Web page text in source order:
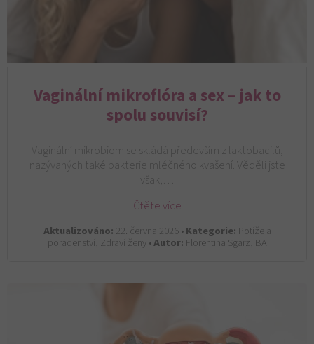
Vaginální mikroflóra a sex – jak to
spolu souvisí?
Vaginální mikrobiom se skládá především z laktobacilů,
nazývaných také bakterie mléčného kvašení. Věděli jste
však,…
Čtěte více
Aktualizováno: 22. června 2026 •Kategorie: Potíže a
poradenství, Zdraví ženy •Autor: Florentina Sgarz, BA